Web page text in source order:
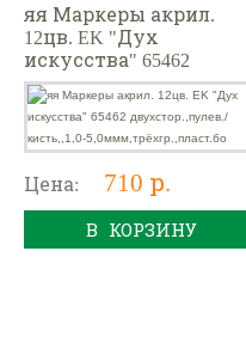
яя Маркеры акрил.
12цв. EK "Дух
искусства" 65462
двухстор.,пулев./
кисть,,1,0-
5,0ммм,трёхгр.,пласт.б
о
Цена:
710 р.
В КОРЗИНУ